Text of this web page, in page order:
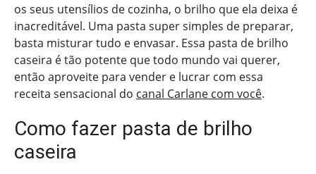
os seus utensílios de cozinha, o brilho que ela deixa é
inacreditável. Uma pasta super simples de preparar,
basta misturar tudo e envasar. Essa pasta de brilho
caseira é tão potente que todo mundo vai querer,
então aproveite para vender e lucrar com essa
receita sensacional do canal Carlane com você.
Como fazer pasta de brilho
caseira